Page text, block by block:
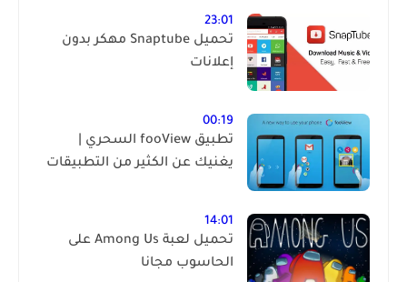
23:01
تحميل Snaptube مهكر بدون
إعلانات
00:19
تطبيق fooView السحري |
يغنيك عن الكثير من التطبيقات
14:01
تحميل لعبة Among Us على
الحاسوب مجانا